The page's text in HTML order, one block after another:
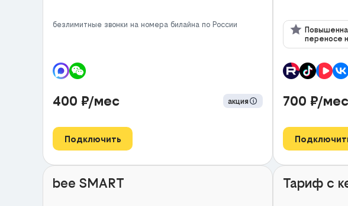
безлимитные звонки на номера билайна по России
400 ₽/мес акция
Подключить
переносе
700 ₽/мес
bee SMART Тариф с